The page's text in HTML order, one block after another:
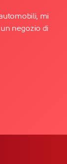
mi
negozio di